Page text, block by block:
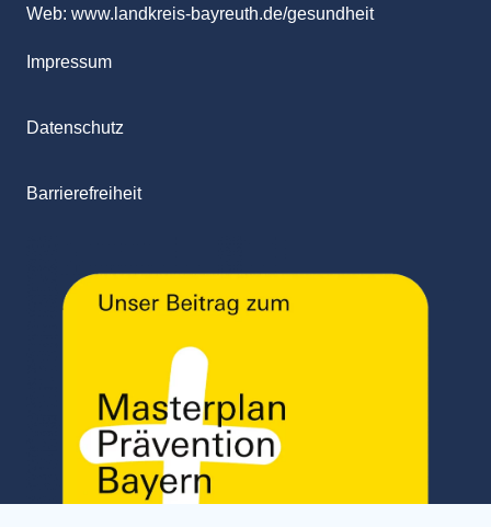
Web: www.landkreis-bayreuth.de/gesundheit
Impressum
Datenschutz
Barrierefreiheit